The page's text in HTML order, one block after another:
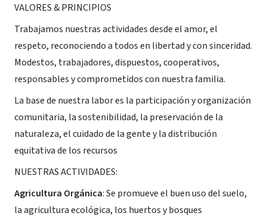
VALORES & PRINCIPIOS
Trabajamos nuestras actividades desde el amor, el
respeto, reconociendo a todos en libertad y con sinceridad.
Modestos, trabajadores, dispuestos, cooperativos,
responsables y comprometidos con nuestra familia.
La base de nuestra labor es la participación y organización
comunitaria, la sostenibilidad, la preservación de la
naturaleza, el cuidado de la gente y la distribución
equitativa de los recursos
NUESTRAS ACTIVIDADES:
Agricultura Orgánica: Se promueve el buen uso del suelo,
la agricultura ecológica, los huertos y bosques